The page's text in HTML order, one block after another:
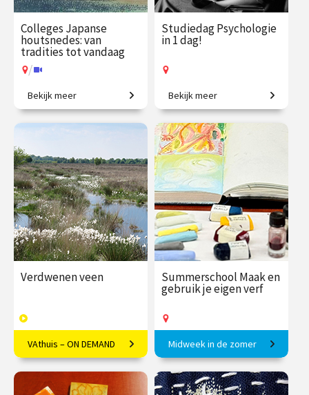
Colleges Japanse
houtsnedes: van
tradities tot vandaag
/
Eeuwenoude kunstvorm en
vakmanschap.
€ 145.00
nov.
/ Op locatie of online
Bekijk meer
Studiedag Psychologie
in 1 dag!
Voor nieuwsgierige denkers.
€ 65.00 / €
90.00
sep.
Op locatie
Bekijk meer
Verdwenen veen
Een verdwijnend element
van ons Nederlandse
VAthuis – ON DEMAND
Summerschool Maak en
gebruik je eigen verf
Maak je eigen acrylverf, inkt,
pastel- en oliekrijt
Midweek in de zomer